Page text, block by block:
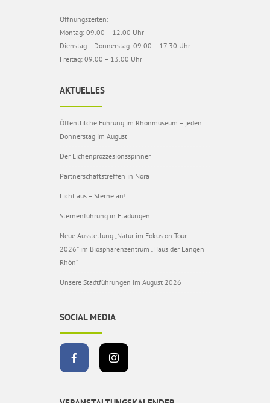
Öffnungszeiten:
Montag: 09.00 – 12.00 Uhr
Dienstag – Donnerstag: 09.00 – 17.30 Uhr
Freitag: 09.00 – 13.00 Uhr
AKTUELLES
Öffentlilche Führung im Rhönmuseum – jeden
Donnerstag im August
Der Eichenprozzesionsspinner
Partnerschaftstreffen in Nora
Licht aus – Sterne an!
Sternenführung in Fladungen
Neue Ausstellung „Natur im Fokus on Tour
2026“ im Biosphärenzentrum „Haus der Langen
Rhön“
Unsere Stadtführungen im August 2026
SOCIAL MEDIA